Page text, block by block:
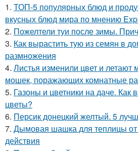
1. ТОП-5 популярных блюд и
вкусных блюд мира по мнению
2. Пожелтели туи после зимы.
3. Как вырастить тую из семян в
размножения
4. Листья изменили цвет и летают
мошек, поражающих комнатные
5. Газоны и цветники на даче. Как
цветы?
6. Персик донецкий желтый. 5
7. Дымовая шашка для теплицы от
действия